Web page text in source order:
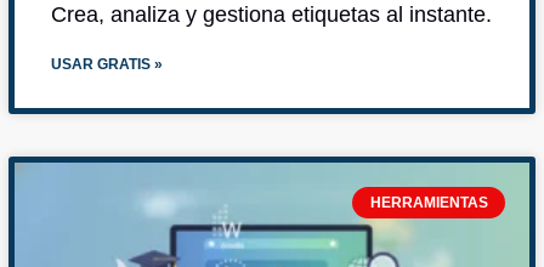
Crea, analiza y gestiona etiquetas al instante.
USAR GRATIS »
HERRAMIENTAS